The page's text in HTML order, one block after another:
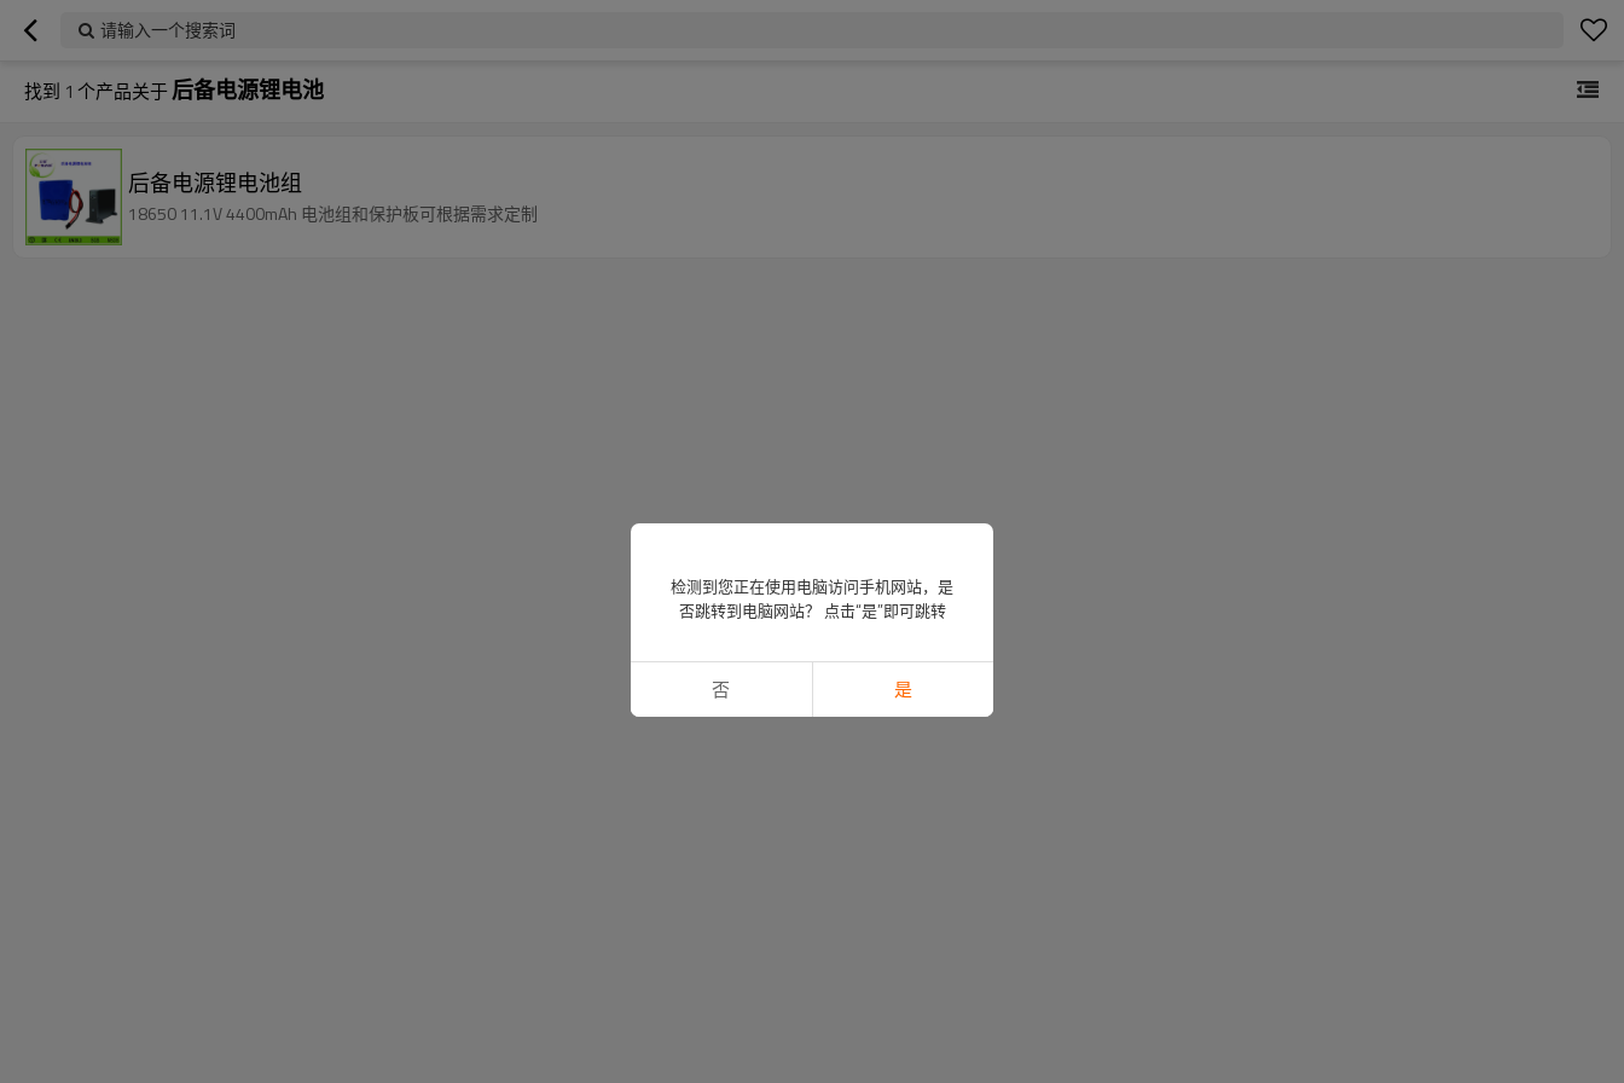
请输入一个搜索词
找到 1 个产品关于后备电源锂电池
后备电源锂电池组
18650 11.1V 4400mAh 电池组和保护板可根据需求定制
检测到您正在使用电脑访问手机网站，是
否跳转到电脑网站？ 点击“是”即可跳转
否 是